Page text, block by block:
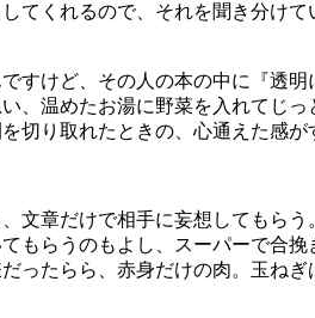
てくれるので、それを聞き分け
すけど、その人の本の中に『透
、温めたお湯に野菜を入れてじ
切り取れたときの、心通えた感が
文章だけで相手に妄想してもら
らうのもよし、スーパーで合
ったらら、赤身だけの肉。玉ね